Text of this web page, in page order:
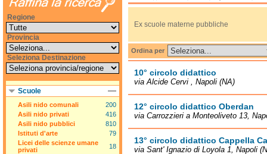
Ex scuole materne pubbliche
Ordina per
10° circolo didattico
via Alcide Cervi , Napoli (NA)
12° circolo didattico Oberdan
via Carrozzieri a Monteoliveto 13,
13° circolo didattico Cappella
via Sant' Ignazio di Loyola 1, Napoli
Regione
Provincia
Seleziona Destinazione
Scuole
Asili nido comunali
200
Asili nido privati
416
Asili nido pubblici
810
Istituti d'arte
79
Licei delle scienze umane
privati
18